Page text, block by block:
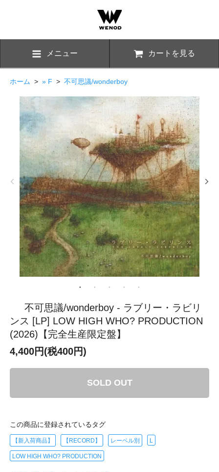
メニュー カートを見る
ホーム > » F > 不可思議/wonderboy
不可思議/wonderboy - ラブリー・ラビリ
ンス [LP] LOW HIGH WHO? PRODUCTION
(2026)【完全生産限定盤】
4,400円(税400円)
SOLD OUT
この商品に登録されているタグ
【新入荷商品】 【RECORD】 レーベル別 L
LOW HIGH WHO? PRODUCTION